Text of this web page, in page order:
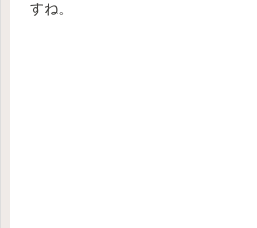
すね。